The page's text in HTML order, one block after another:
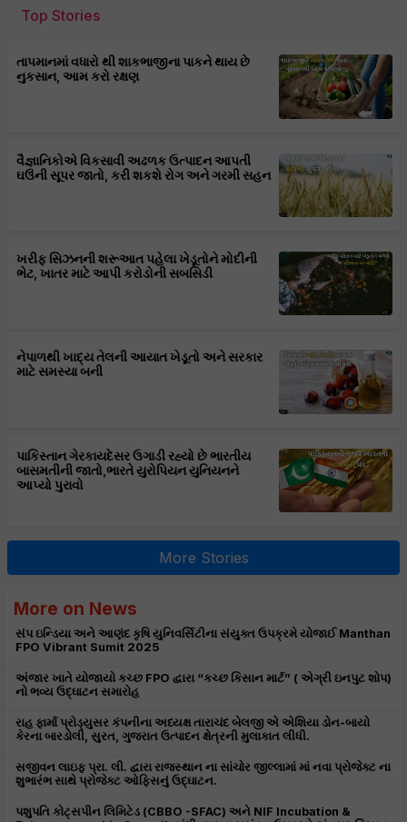
Top Stories
તાપમાનમાં વધારો થી શાકભાજીના પાકને થાય છે
નુકસાન, આમ કરો રક્ષણ
વૈજ્ઞાનિકોએ વિકસાવી અઢળક ઉત્પાદન આપતી
ઘઉંની સૂપર જાતો, કરી શકશે રોગ અને ગરમી સહન
ખરીફ સિઝનની શરૂઆત પહેલા ખેડૂતોને મોદીની
ભેટ, ખાતર માટે આપી કરોડોની સબસિડી
નેપાળથી ખાદ્ય તેલની આયાત ખેડૂતો અને સરકાર
માટે સમસ્યા બની
પાકિસ્તાન ગેરકાયદેસર ઉગાડી રહ્યો છે ભારતીય
બાસમતીની જાતો,ભારતે યુરોપિયન યુનિયનને
આપ્યો પુરાવો
More Stories
More on News
સંપ ઇન્ડિયા અને આણંદ કૃષિ યુનિવર્સિટીના સંયુક્ત ઉપક્રમે યોજાઈ Manthan
FPO Vibrant Sumit 2025
અંજાર ખાતે યોજાયો કચ્છ FPO દ્વારા “કચ્છ કિસાન માર્ટ” ( એગ્રી ઇનપુટ શોપ)
નો ભવ્ય ઉદ્ઘાટન સમારોહ
રાહ ફાર્મા પ્રોડ્યુસર કંપનીના અધ્યક્ષ તારાચંદ બેલજી એ એશિયા ડોન-બાયો
કેરના બારડોલી, સુરત, ગુજરાત ઉત્પાદન ક્ષેત્રની મુલાકાત લીધી.
સજીવન લાઇફ પ્રા. લી. દ્વારા રાજસ્થાન ના સાંચોર જીલ્લામાં માં નવા પ્રોજેક્ટ ના
શુભારંભ સાથે પ્રોજેક્ટ ઓફિસનું ઉદ્ઘાટન.
પશુપતિ કોટ્સપીન લિમિટેડ (CBBO -SFAC) અને NIF Incubation &